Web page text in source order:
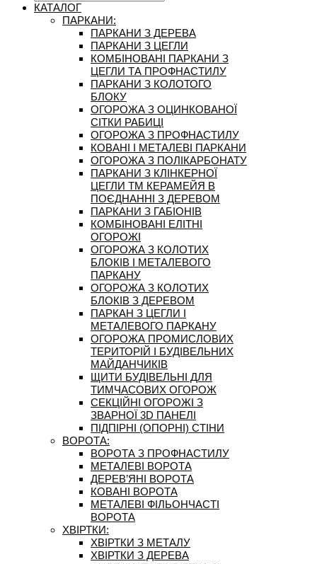
КАТАЛОГ
ПАРКАНИ:
ПАРКАНИ З ДЕРЕВА
ПАРКАНИ З ЦЕГЛИ
КОМБІНОВАНІ ПАРКАНИ З
ЦЕГЛИ ТА ПРОФНАСТИЛУ
ПАРКАНИ З КОЛОТОГО
БЛОКУ
ОГОРОЖА З ОЦИНКОВАНОЇ
СІТКИ РАБИЦІ
ОГОРОЖА З ПРОФНАСТИЛУ
КОВАНІ І МЕТАЛЕВІ ПАРКАНИ
ОГОРОЖА З ПОЛІКАРБОНАТУ
ПАРКАНИ З КЛІНКЕРНОЇ
ЦЕГЛИ ТМ КЕРАМЕЙЯ В
ПОЄДНАННІ З ДЕРЕВОМ
ПАРКАНИ З ГАБІОНІВ
КОМБІНОВАНІ ЕЛІТНІ
ОГОРОЖІ
ОГОРОЖА З КОЛОТИХ
БЛОКІВ І МЕТАЛЕВОГО
ПАРКАНУ
ОГОРОЖА З КОЛОТИХ
БЛОКІВ З ДЕРЕВОМ
ПАРКАН З ЦЕГЛИ І
МЕТАЛЕВОГО ПАРКАНУ
ОГОРОЖА ПРОМИСЛОВИХ
ТЕРИТОРІЙ І БУДІВЕЛЬНИХ
МАЙДАНЧИКІВ
ЩИТИ БУДІВЕЛЬНІ ДЛЯ
ТИМЧАСОВИХ ОГОРОЖ
СЕКЦІЙНІ ОГОРОЖІ З
ЗВАРНОЇ 3D ПАНЕЛІ
ПІДПІРНІ (ОПОРНІ) СТІНИ
ВОРОТА:
ВОРОТА З ПРОФНАСТИЛУ
МЕТАЛЕВІ ВОРОТА
ДЕРЕВ’ЯНІ ВОРОТА
КОВАНІ ВОРОТА
МЕТАЛЕВІ ФІЛЬОНЧАСТІ
ВОРОТА
ХВІРТКИ:
ХВІРТКИ З МЕТАЛУ
ХВІРТКИ З ДЕРЕВА